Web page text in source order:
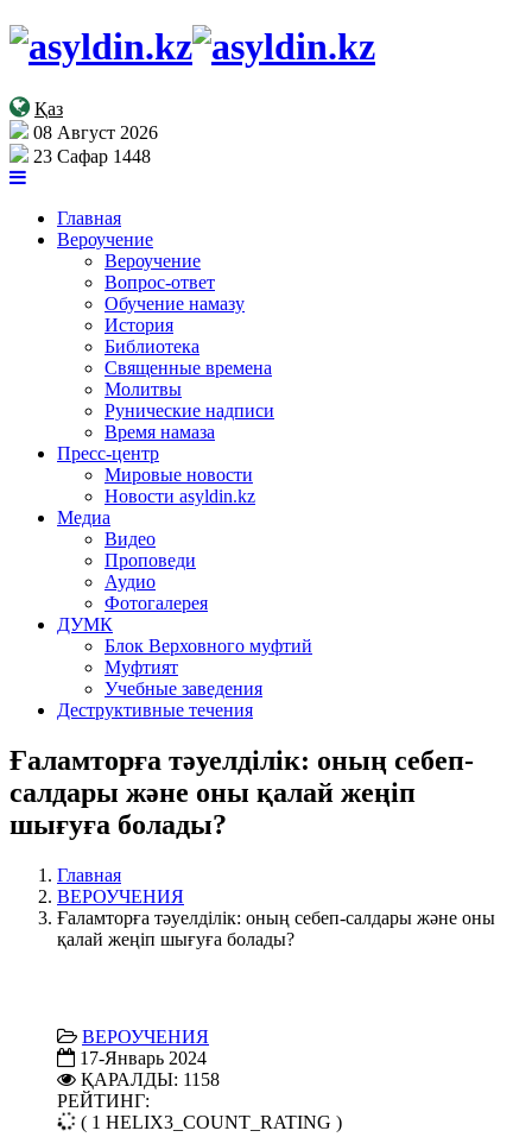
Қаз
08 Август 2026
23 Сафар 1448
Главная
Вероучение
Вероучение
Вопрос-ответ
Обучение намазу
История
Библиотека
Священные времена
Молитвы
Рунические надписи
Время намаза
Пресс-центр
Мировые новости
Новости asyldin.kz
Медиа
Видео
Проповеди
Аудио
Фотогалерея
ДУМК
Блок Верховного муфтий
Муфтият
Учебные заведения
Деструктивные течения
Ғаламторға тәуелділік: оның себеп-
салдары және оны қалай жеңіп
шығуға болады?
Главная
ВЕРОУЧЕНИЯ
Ғаламторға тәуелділік: оның себеп-салдары және оны
қалай жеңіп шығуға болады?
ВЕРОУЧЕНИЯ
17-Январь 2024
ҚАРАЛДЫ: 1158
РЕЙТИНГ:
( 1 HELIX3_COUNT_RATING )